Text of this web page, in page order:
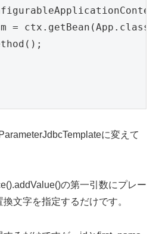
=
に変えて
の第一引数にプレー
文字を指定するだけです。